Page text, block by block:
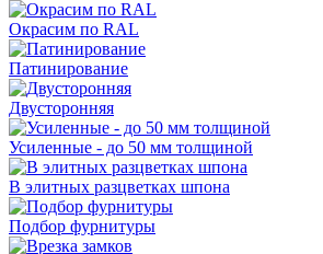
Окрасим по RAL
Патинирование
Двусторонняя
Усиленные - до 50 мм толщиной
В элитных разцветках шпона
Подбор фурнитуры